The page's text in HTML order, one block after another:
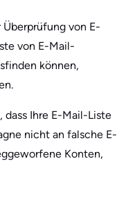
von E-
von E-Mail-
können,
dass Ihre E-Mail-Liste
nicht an falsche E-
Konten,